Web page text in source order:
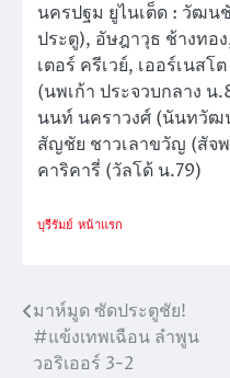
นครปฐม ยูไนเต็ด : วัฒน
ประตู), อัษฎาวุธ ช้างทอ
เตอร์ ครีเวย์, เออร์เนส
(นพเก้า ประจวบกลาง น
นนท์ นคราวงศ์ (นันทวัฒ
สัญชัย ชาวเลาขวัญ (สัจ
คาริคารี่ (วัลโด้ น.79)
บุรีรัมย์ หน้าแรก
แนะแนว
เรื่อง
มาห์มูด ซัดประตูชัย!
#แข้งเทพเฉือน ลำพูน
วอริเออร์ 3-2